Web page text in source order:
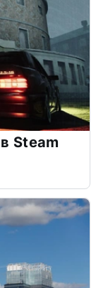
Steam